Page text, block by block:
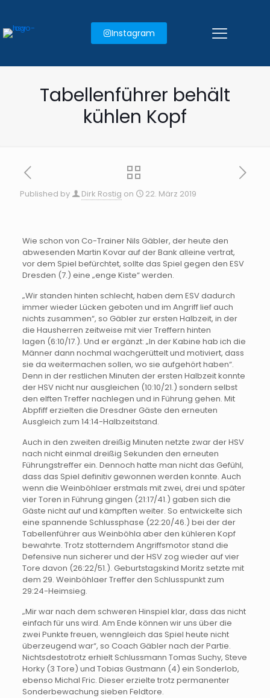
Instagram
Tabellenführer behält
kühlen Kopf
Published by Dirk Rostig on 22. März 2019
Wie schon von Co-Trainer Nils Gäbler, der heute den
abwesenden Martin Kovar auf der Bank alleine vertrat,
vor dem Spiel befürchtet, sollte das Spiel gegen den ESV
Dresden (7.) eine „enge Kiste“ werden.
„Wir standen hinten schlecht, haben dem ESV dadurch
immer wieder Lücken geboten und im Angriff lief auch
nichts zusammen“, so Gäbler zur ersten Halbzeit, in der
die Hausherren zeitweise mit vier Treffern hinten
lagen (6:10/17.). Und er ergänzt: „In der Kabine hab ich die
Männer dann nochmal wachgerüttelt und motiviert, dass
sie da weitermachen sollen, wo sie aufgehört haben“.
Denn in der restlichen Minuten der ersten Halbzeit konnte
der HSV nicht nur ausgleichen (10:10/21.) sondern selbst
den elften Treffer nachlegen und in Führung gehen. Mit
Abpfiff erzielten die Dresdner Gäste den erneuten
Ausgleich zum 14:14-Halbzeitstand.
Auch in den zweiten dreißig Minuten netzte zwar der HSV
nach nicht einmal dreißig Sekunden den erneuten
Führungstreffer ein. Dennoch hatte man nicht das Gefühl,
dass das Spiel definitiv gewonnen werden konnte. Auch
wenn die Weinböhlaer erstmals mit zwei, drei und später
vier Toren in Führung gingen (21:17/41.) gaben sich die
Gäste nicht auf und kämpften weiter. So entwickelte sich
eine spannende Schlussphase (22:20/46.) bei der der
Tabellenführer aus Weinböhla aber den kühleren Kopf
bewahrte. Trotz stotterndem Angriffsmotor stand die
Defensive nun sicherer und der HSV zog wieder auf vier
Tore davon (26:22/51.). Geburtstagskind Moritz setzte mit
dem 29. Weinböhlaer Treffer den Schlusspunkt zum
29:24-Heimsieg.
„Mir war nach dem schweren Hinspiel klar, dass das nicht
einfach für uns wird. Am Ende können wir uns über die
zwei Punkte freuen, wenngleich das Spiel heute nicht
überzeugend war“, so Coach Gäbler nach der Partie.
Nichtsdestotrotz erhielt Schlussmann Tomas Suchy, Steve
Horky (3 Tore) und Tobias Gustmann (4) ein Sonderlob,
ebenso Michal Fric. Dieser erzielte trotz permanenter
Sonderbewachung sieben Feldtore.